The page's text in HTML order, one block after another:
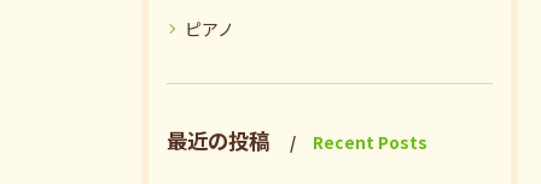
ピアノ
最近の投稿 Recent Posts